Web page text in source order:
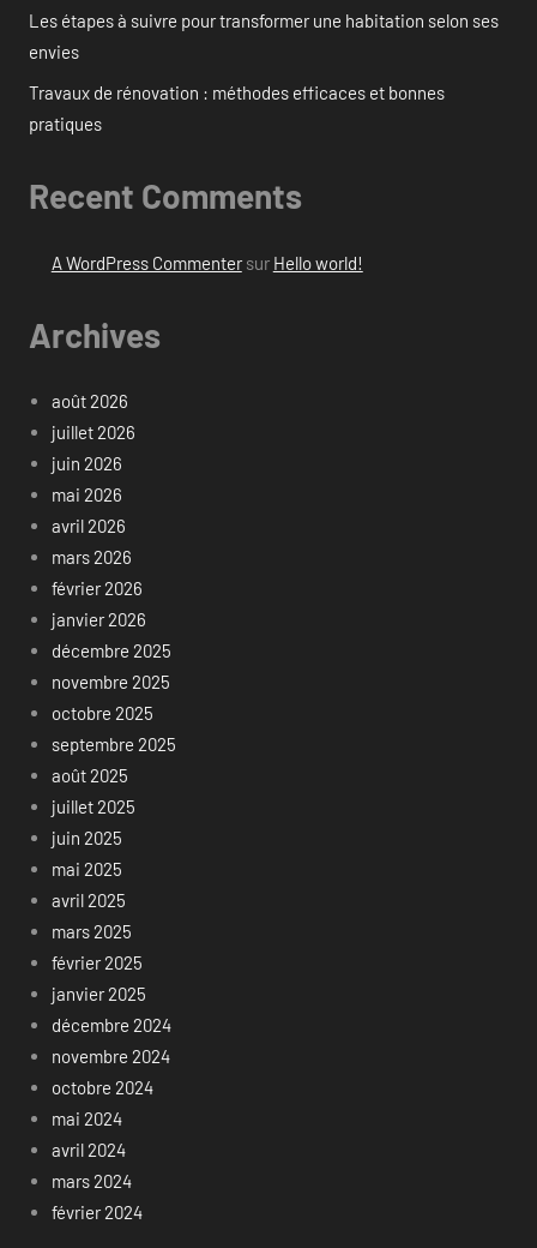
Les étapes à suivre pour transformer une habitation selon ses
envies
Travaux de rénovation : méthodes efficaces et bonnes
pratiques
Recent Comments
A WordPress Commentersur Hello world!
Archives
août 2026
juillet 2026
juin 2026
mai 2026
avril 2026
mars 2026
février 2026
janvier 2026
décembre 2025
novembre 2025
octobre 2025
septembre 2025
août 2025
juillet 2025
juin 2025
mai 2025
avril 2025
mars 2025
février 2025
janvier 2025
décembre 2024
novembre 2024
octobre 2024
mai 2024
avril 2024
mars 2024
février 2024